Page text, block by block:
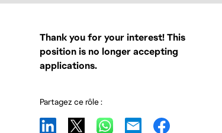
Thank you for your interest! This
position is no longer accepting
applications.
Partagez ce rôle :